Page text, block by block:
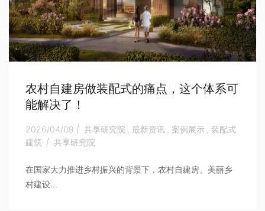
农村自建房做装配式的痛点，这个体系可
能解决了！
2026/04/09 | 共享研究院 , 最新资讯 , 案例展示 , 装配式
建筑 | 共享研究院
在国家大力推进乡村振兴的背景下，农村自建房、美丽乡
村建设...